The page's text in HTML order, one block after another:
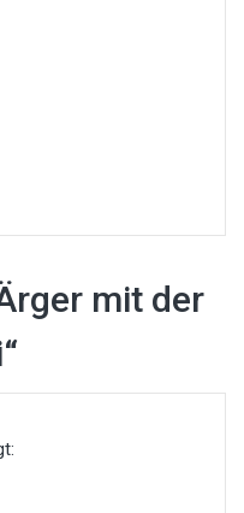
mit der
“